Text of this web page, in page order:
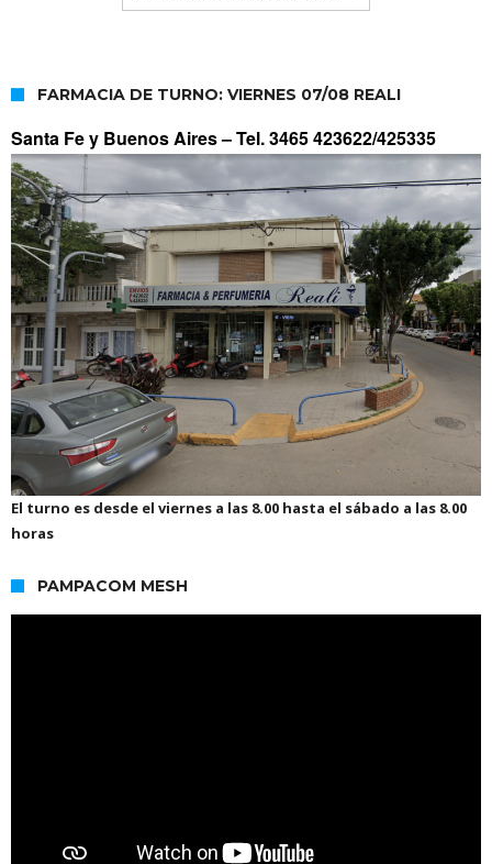
FARMACIA DE TURNO: VIERNES 07/08 REALI
Santa Fe y Buenos Aires –Tel. 3465 423622/425335
El turno es desde el viernes a las 8.00 hasta el sábado a las 8.00
horas
PAMPACOM MESH